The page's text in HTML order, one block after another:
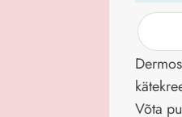
Võta